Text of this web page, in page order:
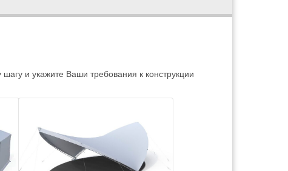
и укажите Ваши требования к конструкции